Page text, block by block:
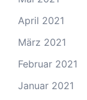
April 2021
März 2021
Februar 2021
Januar 2021